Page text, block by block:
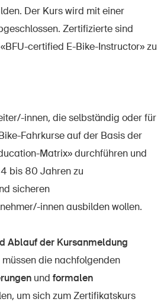
Der Kurs wird mit einer
Zertifizierte sind
certified E-Bike-Instructor» zu
innen, die selbständig oder für
Fahrkurse auf der Basis der
Matrix» durchführen und
bis 80 Jahren zu
sicheren
innen ausbilden wollen.
Ablauf der Kursanmeldung
die nachfolgenden
und formalen
um sich zum Zertifikatskurs